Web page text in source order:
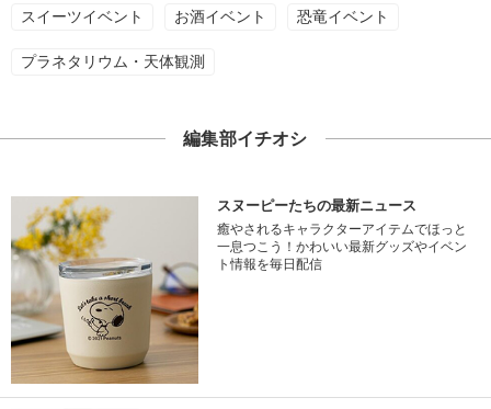
スイーツイベント お酒イベント 恐竜イベント
プラネタリウム・天体観測
編集部イチオシ
スヌーピーたちの最新ニュース
癒やされるキャラクターアイテムでほっと
一息つこう！かわいい最新グッズやイベン
ト情報を毎日配信